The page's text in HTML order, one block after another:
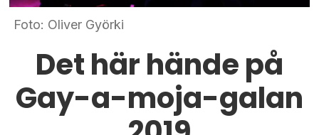
Foto: Oliver Györki
Det här hände på
Gay-a-moja-galan